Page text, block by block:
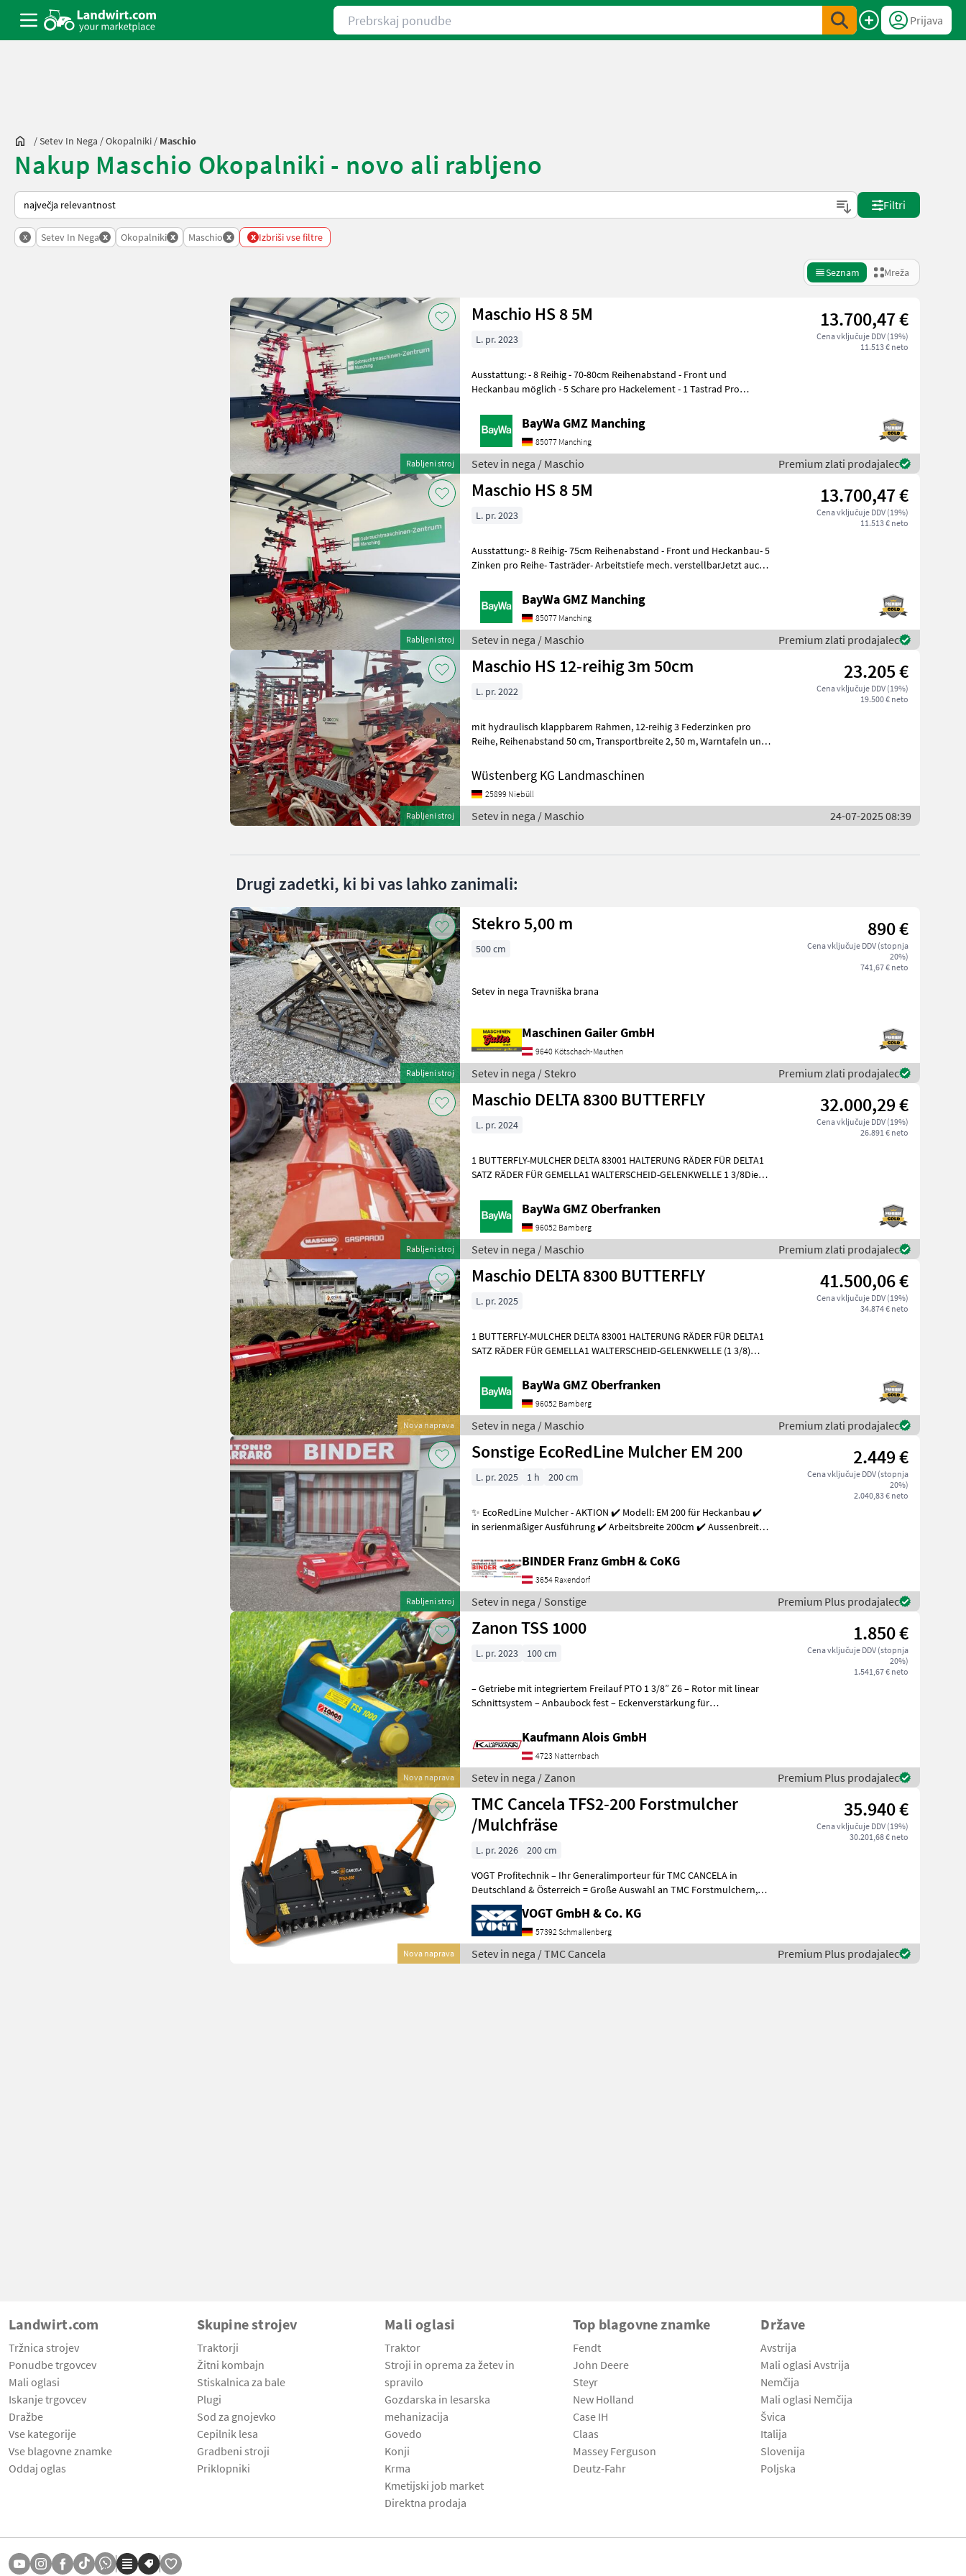
Prebrskaj ponudbe
Prijava
/Setev In Nega /Okopalniki / Maschio
Nakup Maschio Okopalniki - novo ali rabljeno
Tako je razvrščeno na Landwirt.com
Filtri
x Setev In Nega x Okopalniki x Maschio x x Izbriši vse filtre
Seznam Mreža
Rabljeni stroj
Maschio HS 8 5M 13.700,47 €
Cena vključuje DDV (19%)
11.513 € neto
L. pr. 2023
Ausstattung: - 8 Reihig - 70-80cm Reihenabstand - Front und
Heckanbau möglich - 5 Schare pro Hackelement - 1 Tastrad Pro
BayWa GMZ Manching
85077 Manching
Setev in nega / Maschio Premium zlati prodajalec
Rabljeni stroj
Maschio HS 8 5M 13.700,47 €
Cena vključuje DDV (19%)
11.513 € neto
L. pr. 2023
Ausstattung:- 8 Reihig- 75cm Reihenabstand - Front und Heckanbau- 5
Zinken pro Reihe- Tasträder- Arbeitstiefe mech. verstellbarJetzt auch
BayWa GMZ Manching
85077 Manching
Setev in nega / Maschio Premium zlati prodajalec
Rabljeni stroj
Maschio HS 12-reihig 3m 50cm 23.205 €
Cena vključuje DDV (19%)
19.500 € neto
L. pr. 2022
mit hydraulisch klappbarem Rahmen, 12-reihig 3 Federzinken pro
Reihe, Reihenabstand 50 cm, Transportbreite 2, 50 m, Warntafeln und
Wüstenberg KG Landmaschinen
25899 Niebüll
Setev in nega / Maschio 24-07-2025 08:39
Drugi zadetki, ki bi vas lahko zanimali:
Rabljeni stroj
Stekro 5,00 m 890 €
Cena vključuje DDV (stopnja
20%)
741,67 € neto
500 cm
Setev in nega Travniška brana
Maschinen Gailer GmbH
9640 Kötschach-Mauthen
Setev in nega / Stekro Premium zlati prodajalec
Rabljeni stroj
Maschio DELTA 8300 BUTTERFLY 32.000,29 €
Cena vključuje DDV (19%)
26.891 € neto
L. pr. 2024
1 BUTTERFLY-MULCHER DELTA 83001 HALTERUNG RÄDER FÜR DELTA1
SATZ RÄDER FÜR GEMELLA1 WALTERSCHEID-GELENKWELLE 1 3/8Diese
BayWa GMZ Oberfranken
96052 Bamberg
Setev in nega / Maschio Premium zlati prodajalec
Nova naprava
Maschio DELTA 8300 BUTTERFLY 41.500,06 €
Cena vključuje DDV (19%)
34.874 € neto
L. pr. 2025
1 BUTTERFLY-MULCHER DELTA 83001 HALTERUNG RÄDER FÜR DELTA1
SATZ RÄDER FÜR GEMELLA1 WALTERSCHEID-GELENKWELLE (1 3/8)
BayWa GMZ Oberfranken
96052 Bamberg
Setev in nega / Maschio Premium zlati prodajalec
Rabljeni stroj
Sonstige EcoRedLine Mulcher EM 200 2.449 €
Cena vključuje DDV (stopnja
20%)
2.040,83 € neto
L. pr. 2025 1 h 200 cm
✨ EcoRedLine Mulcher - AKTION ✔️ Modell: EM 200 für Heckanbau ✔️
in serienmäßiger Ausführung ✔️ Arbeitsbreite 200cm ✔️ Aussenbreite
BINDER Franz GmbH & CoKG
3654 Raxendorf
Setev in nega / Sonstige Premium Plus prodajalec
Nova naprava
Zanon TSS 1000 1.850 €
Cena vključuje DDV (stopnja
20%)
1.541,67 € neto
L. pr. 2023 100 cm
– Getriebe mit integriertem Freilauf PTO 1 3/8” Z6 – Rotor mit linear
Schnittsystem – Anbaubock fest – Eckenverstärkung für
Kaufmann Alois GmbH
4723 Natternbach
Setev in nega / Zanon Premium Plus prodajalec
Nova naprava
TMC Cancela TFS2-200 Forstmulcher
/Mulchfräse
35.940 €
Cena vključuje DDV (19%)
30.201,68 € neto
L. pr. 2026
200 cm
VOGT Profitechnik – Ihr Generalimporteur für TMC CANCELA in
Deutschland & Österreich = Große Auswahl an TMC Forstmulchern,
Forstfräsen & Steinbrechern für Schlepper
VOGT GmbH & Co. KG
57392 Schmallenberg
Setev in nega / TMC Cancela Premium Plus prodajalec
Landwirt.com
Tržnica strojev
Ponudbe trgovcev
Mali oglasi
Iskanje trgovcev
Dražbe
Vse kategorije
Vse blagovne znamke
Oddaj oglas
Skupine strojev
Traktorji
Žitni kombajn
Stiskalnica za bale
Plugi
Sod za gnojevko
Cepilnik lesa
Gradbeni stroji
Priklopniki
Mali oglasi
Traktor
Stroji in oprema za žetev in
spravilo
Gozdarska in lesarska
mehanizacija
Govedo
Konji
Krma
Kmetijski job market
Direktna prodaja
Top blagovne znamke
Fendt
John Deere
Steyr
New Holland
Case IH
Claas
Massey Ferguson
Deutz-Fahr
Države
Avstrija
Mali oglasi Avstrija
Nemčija
Mali oglasi Nemčija
Švica
Italija
Slovenija
Poljska